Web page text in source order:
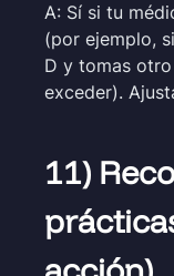
A: Sí si tu
(por ejemplo,
D y tomas
exceder).
11)